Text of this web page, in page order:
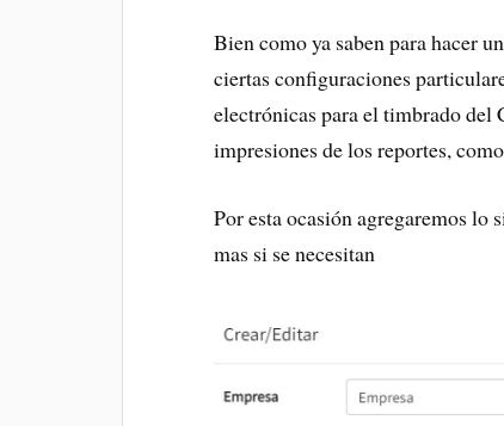
Bien como ya saben para hacer
ciertas configuraciones
electrónicas para el timbrado del
impresiones de los reportes,
Por esta ocasión agregaremos lo
mas si se necesitan